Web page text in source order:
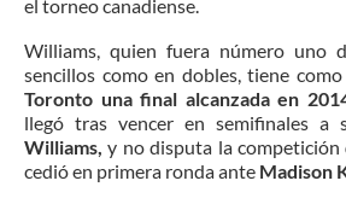
el torneo canadiense.
Williams, quien fuera número uno
sencillos como en dobles, tiene como
Toronto una final alcanzada en
llegó tras vencer en semifinales a
Williams, y no disputa la competición
cedió en primera ronda ante Madison